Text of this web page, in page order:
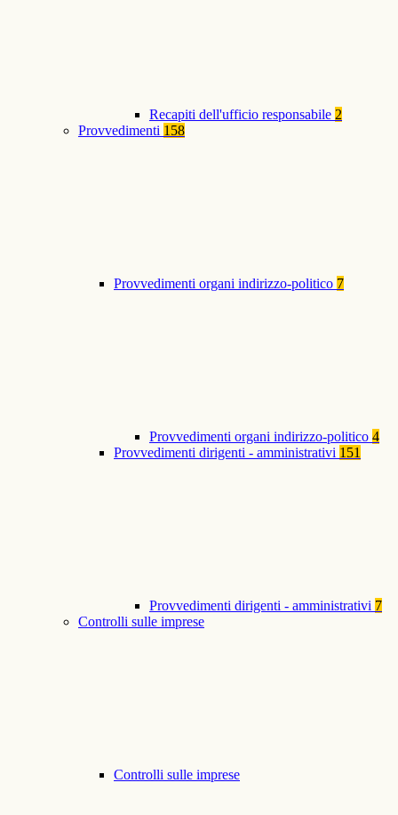
Recapiti dell'ufficio responsabile 2
Provvedimenti 158
Provvedimenti organi indirizzo-politico 7
Provvedimenti organi indirizzo-politico 4
Provvedimenti dirigenti - amministrativi 151
Provvedimenti dirigenti - amministrativi 7
Controlli sulle imprese
Controlli sulle imprese